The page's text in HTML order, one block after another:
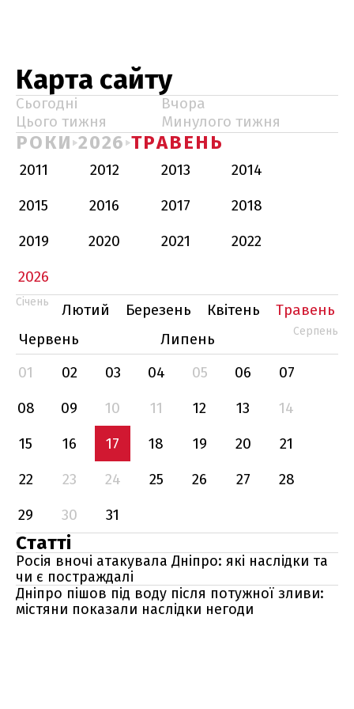
Карта сайту
Сьогодні
Вчора
Цього тижня
Минулого тижня
РОКИ 2026 ТРАВЕНЬ
2011 2012 2013
2014
2015
2016 2017
2018
2019
2020 2021
2022
2026
Січень Лютий Березень Квітень
Травень
Червень
Липень Серпень
01 02 03 04 05 06
07
08
09 10 11 12 13
14
15
16 17 18 19 20
21
22
23 24 25 26 27
28
29
30 31
Статті
Росія вночі атакувала Дніпро: які наслідки та
чи є постраждалі
Дніпро пішов під воду після потужної зливи:
містяни показали наслідки негоди